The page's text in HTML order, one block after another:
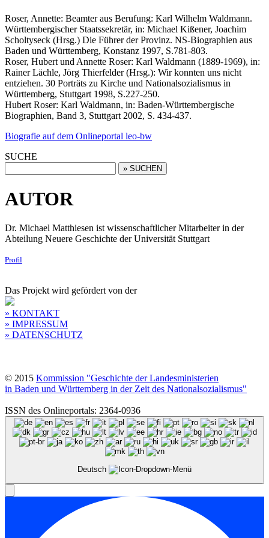
Roser, Annette: Beamter aus Berufung: Karl Wilhelm Waldmann.
Württembergischer Staatssekretär, in: Michael Kißener, Joachim
Scholtyseck (Hrsg.) Die Führer der Provinz. NS-Biographien aus
Baden und Württemberg, Konstanz 1997, S.781-803.
Roser, Hubert und Annette Roser: Karl Waldmann (1889-1969), in:
Rainer Lächle, Jörg Thierfelder (Hrsg.): Wir konnten uns nicht
entziehen. 30 Porträts zu Kirche und Nationalsozialismus in
Württemberg, Stuttgart 1998, S.227-250.
Hubert Roser: Karl Waldmann, in: Baden-Württembergische
Biographien, Band 3, Stuttgart 2002, S. 434-437.
Biografie auf dem Onlineportal leo-bw
SUCHE
AUTOR
Dr. Michael Matthiesen ist wissenschaftlicher Mitarbeiter in der
Abteilung Neuere Geschichte der Universität Stuttgart
Profil
Das Projekt wird gefördert von der
» KONTAKT
» IMPRESSUM
» DATENSCHUTZ
© 2015 Kommission "Geschichte der Landesministerien
in Baden und Württemberg in der Zeit des Nationalsozialismus"
ISSN des Onlineportals: 2364-0936
Deutsch